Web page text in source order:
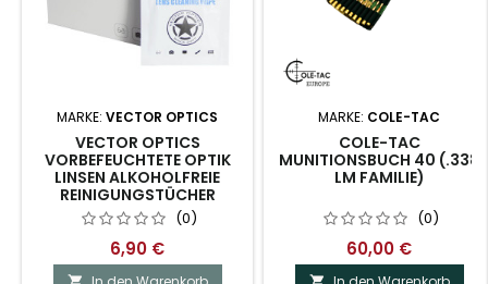
MARKE: VECTOR OPTICS
VECTOR OPTICS
VORBEFEUCHTETE OPTIK
LINSEN ALKOHOLFREIE
REINIGUNGSTÜCHER
(0)
6,90 €
MARKE: COLE-TAC
COLE-TAC
MUNITIONSBUCH 40 (.338
LM FAMILIE)
(0)
60,00 €